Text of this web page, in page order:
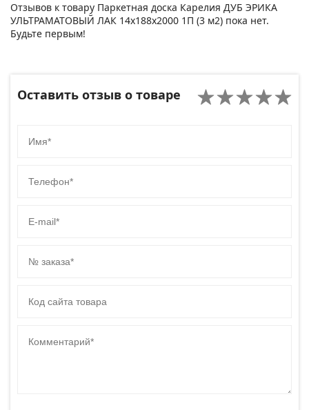
Отзывов к товару Паркетная доска Карелия ДУБ ЭРИКА
УЛЬТРАМАТОВЫЙ ЛАК 14x188x2000 1П (3 м2) пока нет.
Будьте первым!
Оставить отзыв о товаре